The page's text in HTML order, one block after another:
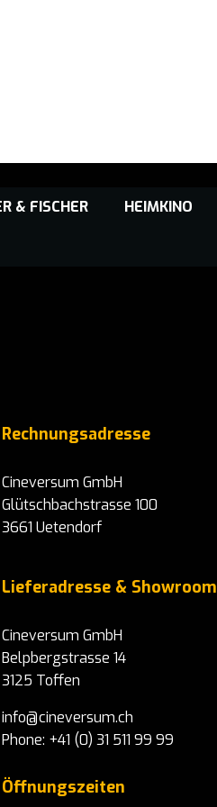
& FISCHER HEIMKINO
Rechnungsadresse
Cineversum GmbH
Glütschbachstrasse 100
3661 Uetendorf
Lieferadresse & Showroom
Cineversum GmbH
Belpbergstrasse 14
3125 Toffen
info@cineversum.ch
Phone: +41 (0) 31 511 99 99
Öffnungszeiten